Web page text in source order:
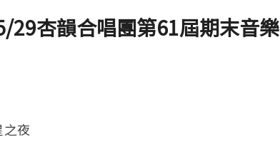
29杏韻合唱團第61屆期末音樂
夜